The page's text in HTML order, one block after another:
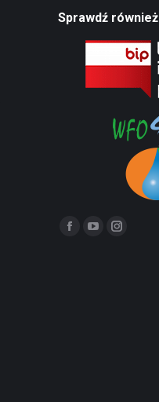
Sprawdź również
Znajdź nas na: